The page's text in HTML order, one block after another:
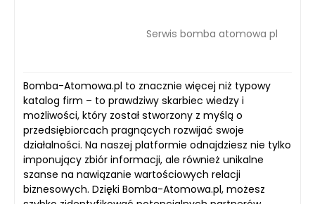
Serwis bomba atomowa pl
Bomba-Atomowa.pl to znacznie więcej niż typowy
katalog firm – to prawdziwy skarbiec wiedzy i
możliwości, który został stworzony z myślą o
przedsiębiorcach pragnących rozwijać swoje
działalności. Na naszej platformie odnajdziesz nie tylko
imponujący zbiór informacji, ale również unikalne
szanse na nawiązanie wartościowych relacji
biznesowych. Dzięki Bomba-Atomowa.pl, możesz